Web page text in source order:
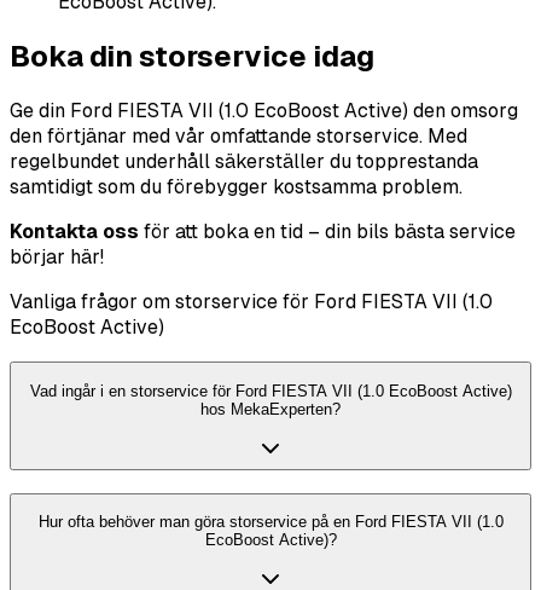
Boka din storservice idag
Ge din Ford FIESTA VII (1.0 EcoBoost Active) den omsorg
den förtjänar med vår omfattande storservice. Med
regelbundet underhåll säkerställer du topprestanda
samtidigt som du förebygger kostsamma problem.
Kontakta oss för att boka en tid – din bils bästa service
börjar här!
Vanliga frågor om storservice för Ford FIESTA VII (1.0
EcoBoost Active)
Vad ingår i en storservice för Ford FIESTA VII (1.0 EcoBoost Active)
hos MekaExperten?
Hur ofta behöver man göra storservice på en Ford FIESTA VII (1.0
EcoBoost Active)?